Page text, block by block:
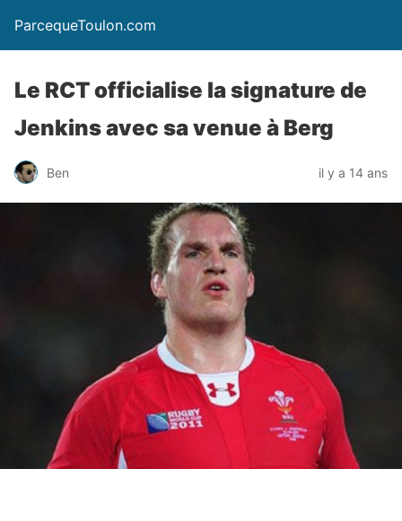
ParcequeToulon.com
Le RCT officialise la signature de
Jenkins avec sa venue à Berg
Ben il y a 14 ans